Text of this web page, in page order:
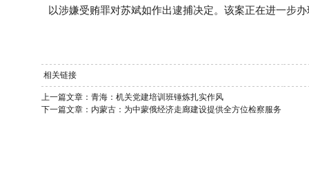
以涉嫌受贿罪对苏斌如作出逮捕决定。该案正在进一步
相关链接
上一篇文章： 青海：机关党建培训班锤炼扎实作风
下一篇文章： 内蒙古：为中蒙俄经济走廊建设提供全方位检察服务